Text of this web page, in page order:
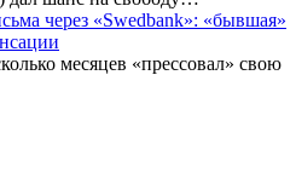
через «Swedbank»: «бывшая»
месяцев «прессовал» свою